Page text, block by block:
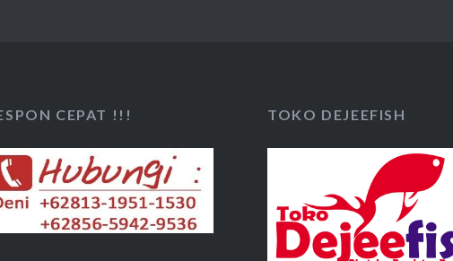
CEPAT !!! TOKO DEJEEFISH